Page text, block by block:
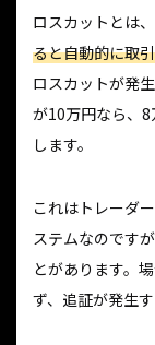
ロスカットとは、
ると自動的に取
ロスカットが発
が10万円なら、
します。
これはトレーダ
ステムなのです
とがあります。
ず、追証が発生